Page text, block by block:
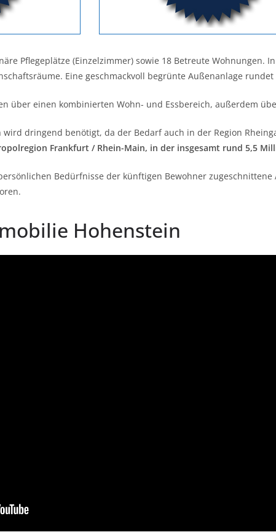
Pflegeplätze (Einzelzimmer) sowie 18 Betreute Wohnungen.
Eine geschmackvoll begrünte Außenanlage
über einen kombinierten Wohn- und Essbereich, außerdem
wird dringend benötigt, da der Bedarf auch in der Region
Frankfurt / Rhein-Main, in der insgesamt rund 5,5
Bedürfnisse der künftigen Bewohner
Hohenstein